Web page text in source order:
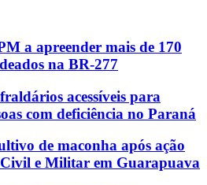
a apreender mais de 170
na BR-277
acessíveis para
com deficiência no Paraná
de maconha após ação
e Militar em Guarapuava